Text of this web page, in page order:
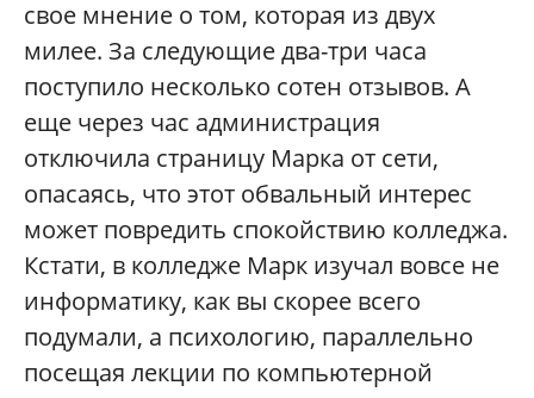
свое мнение о том, которая из двух
милее. За следующие два-три часа
поступило несколько сотен отзывов. А
еще через час администрация
отключила страницу Марка от сети,
опасаясь, что этот обвальный интерес
может повредить спокойствию колледжа.
Кстати, в колледже Марк изучал вовсе не
информатику, как вы скорее всего
подумали, а психологию, параллельно
посещая лекции по компьютерной